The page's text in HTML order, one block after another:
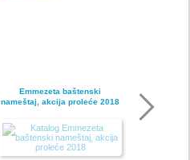
Emmezeta baštenski
nameštaj, akcija proleće 2018